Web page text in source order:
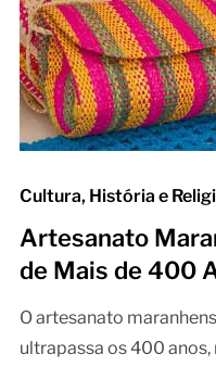
Cultura, História e
Artesanato
de Mais de 400
O artesanato
ultrapassa os 400